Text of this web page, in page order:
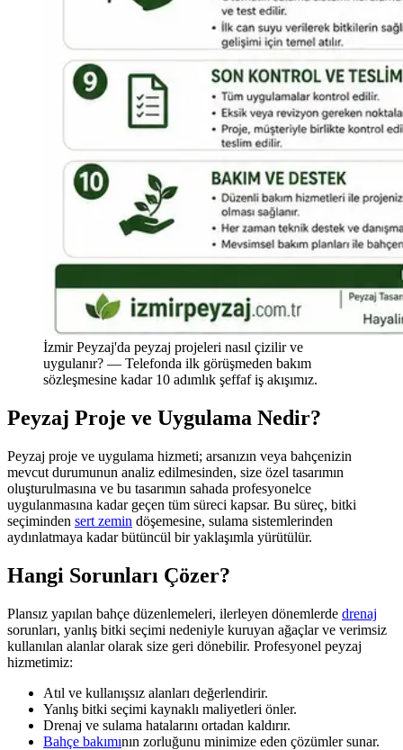
İzmir Peyzaj'da peyzaj projeleri nasıl çizilir ve
uygulanır? — Telefonda ilk görüşmeden bakım
sözleşmesine kadar 10 adımlık şeffaf iş akışımız.
Peyzaj Proje ve Uygulama Nedir?
Peyzaj proje ve uygulama hizmeti; arsanızın veya bahçenizin
mevcut durumunun analiz edilmesinden, size özel tasarımın
oluşturulmasına ve bu tasarımın sahada profesyonelce
uygulanmasına kadar geçen tüm süreci kapsar. Bu süreç, bitki
seçiminden sert zemin döşemesine, sulama sistemlerinden
aydınlatmaya kadar bütüncül bir yaklaşımla yürütülür.
Hangi Sorunları Çözer?
Plansız yapılan bahçe düzenlemeleri, ilerleyen dönemlerde drenaj
sorunları, yanlış bitki seçimi nedeniyle kuruyan ağaçlar ve verimsiz
kullanılan alanlar olarak size geri dönebilir. Profesyonel peyzaj
hizmetimiz:
Atıl ve kullanışsız alanları değerlendirir.
Yanlış bitki seçimi kaynaklı maliyetleri önler.
Drenaj ve sulama hatalarını ortadan kaldırır.
Bahçe bakımının zorluğunu minimize eden çözümler sunar.